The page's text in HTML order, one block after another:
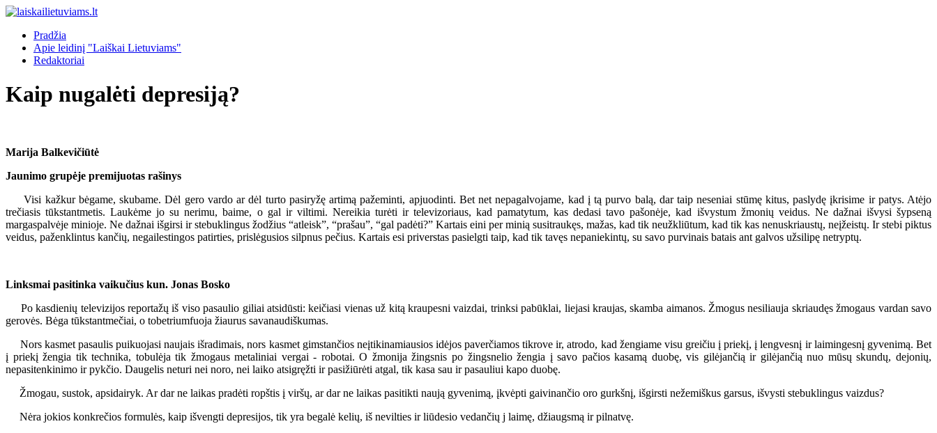
Pradžia
Apie leidinį "Laiškai Lietuviams"
Redaktoriai
Kaip nugalėti depresiją?
Marija Balkevičiūtė
Jaunimo grupėje premijuotas rašinys
Visi kažkur bėgame, skubame. Dėl gero vardo ar dėl turto pasiryžę artimą pažeminti, apjuodinti. Bet net nepagalvojame, kad į tą purvo balą, dar taip neseniai stūmę kitus, paslydę įkrisime ir patys. Atėjo
trečiasis tūkstantmetis. Laukėme jo su nerimu, baime, o gal ir viltimi. Nereikia turėti ir televizoriaus, kad pamatytum, kas dedasi tavo pašonėje, kad išvystum žmonių veidus. Ne dažnai išvysi šypseną
margaspalvėje minioje. Ne dažnai išgirsi ir stebuklingus žodžius “atleisk”, “prašau”, “gal padėti?” Kartais eini per minią susitraukęs, mažas, kad tik neužkliūtum, kad tik kas nenuskriaustų, neįžeistų. Ir stebi piktus
veidus, paženklintus kančių, negailestingos patirties, prislėgusios silpnus pečius. Kartais esi priverstas pasielgti taip, kad tik tavęs nepaniekintų, su savo purvinais batais ant galvos užsilipę netryptų.
Linksmai pasitinka vaikučius kun. Jonas Bosko
Po kasdienių televizijos reportažų iš viso pasaulio giliai atsidūsti: keičiasi vienas už kitą kraupesni vaizdai, trinksi pabūklai, liejasi kraujas, skamba aimanos. Žmogus nesiliauja skriaudęs žmogaus vardan savo
gerovės. Bėga tūkstantmečiai, o tobetriumfuoja žiaurus savanaudiškumas.
Nors kasmet pasaulis puikuojasi naujais išradimais, nors kasmet gimstančios neįtikinamiausios idėjos paverčiamos tikrove ir, atrodo, kad žengiame visu greičiu į priekį, į lengvesnį ir laimingesnį gyvenimą. Bet
į priekį žengia tik technika, tobulėja tik žmogaus metaliniai vergai - robotai. O žmonija žingsnis po žingsnelio žengia į savo pačios kasamą duobę, vis gilėjančią ir gilėjančią nuo mūsų skundų, dejonių,
nepasitenkinimo ir pykčio. Daugelis neturi nei noro, nei laiko atsigręžti ir pasižiūrėti atgal, tik kasa sau ir pasauliui kapo duobę.
Žmogau, sustok, apsidairyk. Ar dar ne laikas pradėti ropštis į viršų, ar dar ne laikas pasitikti naują gyvenimą, įkvėpti gaivinančio oro gurkšnį, išgirsti nežemiškus garsus, išvysti stebuklingus vaizdus?
Nėra jokios konkrečios formulės, kaip išvengti depresijos, tik yra begalė kelių, iš nevilties ir liūdesio vedančių j laimę, džiaugsmą ir pilnatvę.